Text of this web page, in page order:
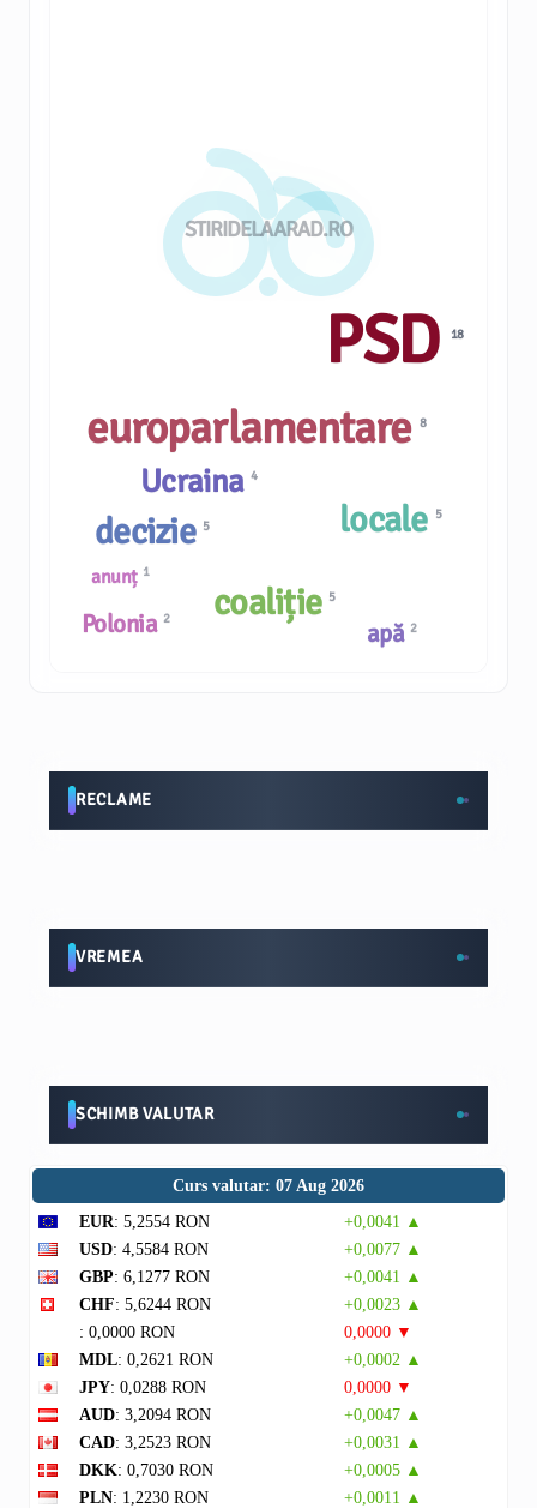
STIRIDELAARAD.RO
PSD 18
europarlamentare8
locale 5
decizie 5
anunț 1
coaliție 5
Polonia 2 apă 2
Ucraina 4
RECLAME
VREMEA
SCHIMB VALUTAR
Curs valutar: 07 Aug 2026
EUR: 5,2554 RON
+0,0041 ▲
USD: 4,5584 RON
+0,0077 ▲
GBP: 6,1277 RON
+0,0041 ▲
CHF: 5,6244 RON
+0,0023 ▲
: 0,0000 RON
0,0000 ▼
MDL: 0,2621 RON
+0,0002 ▲
JPY: 0,0288 RON
0,0000 ▼
AUD: 3,2094 RON
+0,0047 ▲
CAD: 3,2523 RON
+0,0031 ▲
DKK: 0,7030 RON
+0,0005 ▲
PLN: 1,2230 RON
+0,0011 ▲